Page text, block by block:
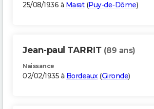
25/08/1936 à Marat(Puy-de-Dôme)
Jean-paul TARRIT (89 ans)
Naissance
02/02/1935 à Bordeaux(Gironde)